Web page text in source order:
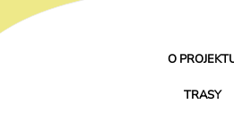
O
TRASY